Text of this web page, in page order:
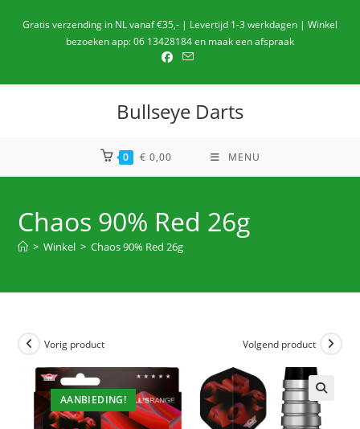
naarGratis verzending in NL vanaf €35,- | Levertijd 1-3 werkdagen | Winkel
bezoeken app: 06 13428184 en maak een afspraak
Bullseye Darts
0 € 0,00 MENU
Chaos 90% Red 26g
> Winkel > Chaos 90% Red 26g
AANBIEDING!
Vorig product Volgend product